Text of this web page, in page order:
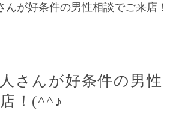
んが好条件の男性相談でご来店！
さんが好条件の男性
！(^^♪